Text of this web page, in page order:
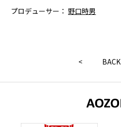
プロデューサー：野口時男
< BACK